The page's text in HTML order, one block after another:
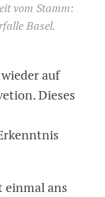
vom Stamm:
Basel.
auf
Dieses
einmal ans